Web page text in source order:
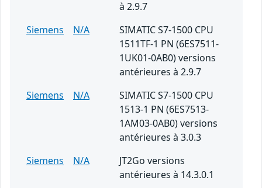
à 2.9.7
Siemens
N/A
SIMATIC S7-1500 CPU
1511TF-1 PN (6ES7511-
1UK01-0AB0) versions
antérieures à 2.9.7
Siemens
N/A
SIMATIC S7-1500 CPU
1513-1 PN (6ES7513-
1AM03-0AB0) versions
antérieures à 3.0.3
Siemens
N/A
JT2Go versions
antérieures à 14.3.0.1